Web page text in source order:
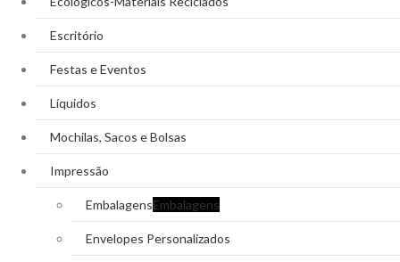
Escritório
Festas e Eventos
Líquidos
Mochilas, Sacos e Bolsas
Impressão
EmbalagensEmbalagens
Envelopes Personalizados